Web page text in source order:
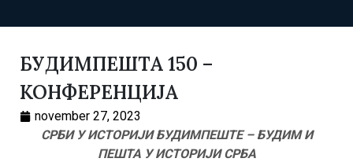
БУДИМПЕШТА 150 –
КОНФЕРЕНЦИЈА
november 27, 2023
СРБИ У ИСТОРИЈИ БУДИМПЕШТЕ – БУДИМ И
ПЕШТА У ИСТОРИЈИ СРБА